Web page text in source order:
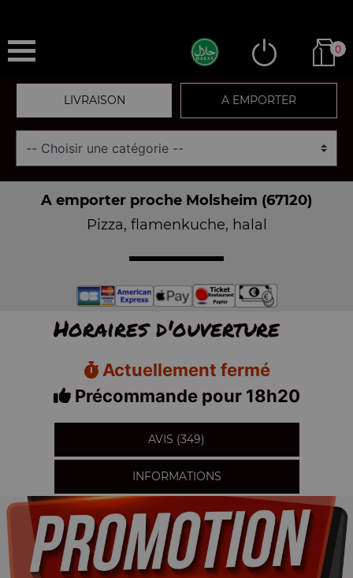
0
LIVRAISON A EMPORTER
A emporter proche Molsheim (67120)
Pizza, flamenkuche, halal
Horaires d'ouverture
Actuellement fermé
Précommande pour 18h20
AVIS (349)
INFORMATIONS